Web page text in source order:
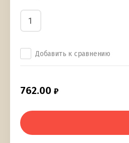
Добавить к сравнению
762.00